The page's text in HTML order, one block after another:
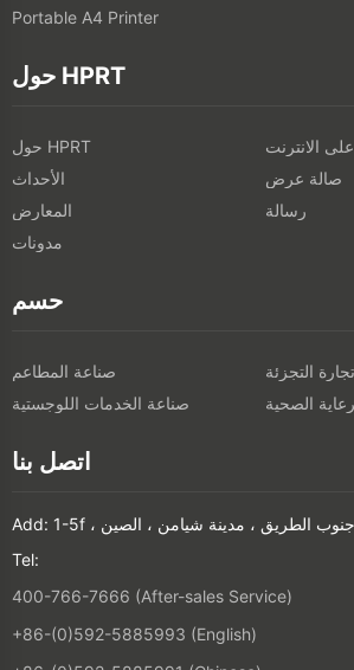
Portable A4 Printer
حول HPRT
حول HPRT
الانترنت
الأحداث
صالة عرض
المعارض
رسالة
مدونات
حسم
صناعة المطاعم
تجارة التجزئة
صناعة الخدمات اللوجستية
الصحية
اتصل بنا
Tel:
400-766-7666 (After-sales Service)
+86-(0)592-5885993 (English)